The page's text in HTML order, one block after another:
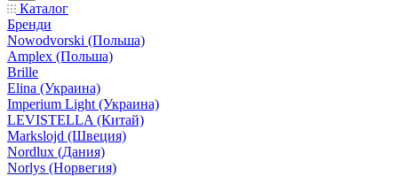
Каталог
Бренди
Nowodvorski (Польша)
Amplex (Польша)
Brille
Elina (Украина)
Imperium Light (Украина)
LEVISTELLA (Китай)
Markslojd (Швеция)
Nordlux (Дания)
Norlys (Норвегия)